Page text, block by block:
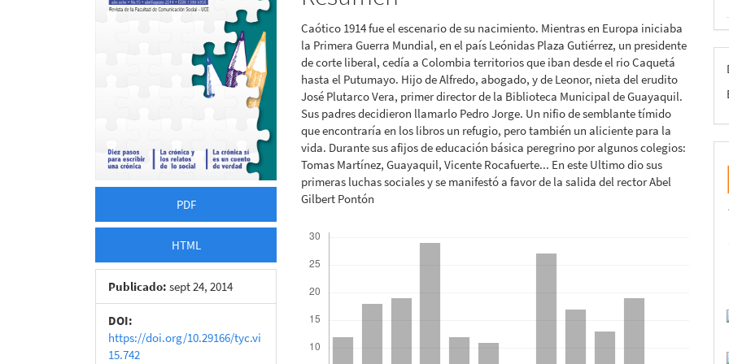
artículo
PDF
HTML
Publicado: sept 24, 2014
DOI:
https://doi.org/10.29166/tyc.vi
15.742
artículo
Caótico 1914 fue el escenario de su nacimiento. Mientras en Europa iniciaba
la Primera Guerra Mundial, en el país Leónidas Plaza Gutiérrez, un presidente
de corte liberal, cedía a Colombia territorios que iban desde el rio Caquetá
hasta el Putumayo. Hijo de Alfredo, abogado, y de Leonor, nieta del erudito
José Plutarco Vera, primer director de la Biblioteca Municipal de Guayaquil.
Sus padres decidieron llamarlo Pedro Jorge. Un nifio de semblante tímido
que encontraría en los libros un refugio, pero también un aliciente para la
vida. Durante sus afijos de educación básica peregrino por algunos colegios:
Tomas Martínez, Guayaquil, Vicente Rocafuerte... En este Ultimo dio sus
primeras luchas sociales y se manifestó a favor de la salida del rector Abel
Gilbert Pontón